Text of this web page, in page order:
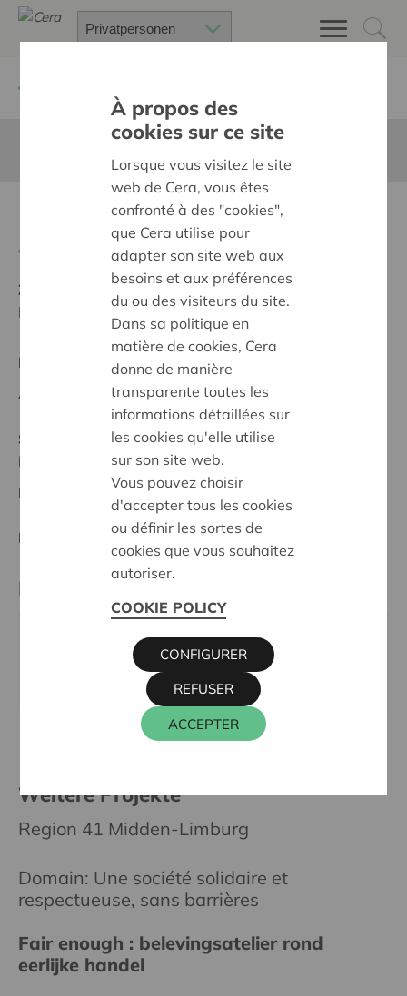
Micromix Late Night - DITO
Ziel:
Une société solidaire et respectueuse, sans
barrières
Regionales Projekt
Anfangsdatum:23/05/2024
Stand :
Complete
Midden-Limburg
Datum:
23/05/2024
Entscheidung:Approved
Kontaktperson
KRIS DEBRUYNE
016 27 96 74
kris.debruyne@cera.coop
Weitere Projekte
Region 41 Midden-Limburg
Domain: Une société solidaire et
respectueuse, sans barrières
Fair enough : belevingsatelier rond
eerlijke handel
À propos des
cookies sur ce site
Lorsque vous visitez le site
web de Cera, vous êtes
confronté à des "cookies",
que Cera utilise pour
adapter son site web aux
besoins et aux préférences
du ou des visiteurs du site.
Dans sa politique en
matière de cookies, Cera
donne de manière
transparente toutes les
informations détaillées sur
les cookies qu'elle utilise
sur son site web.
Vous pouvez choisir
d'accepter tous les cookies
ou définir les sortes de
cookies que vous souhaitez
autoriser.
COOKIE POLICY
ACCEPTER
REFUSER
CONFIGURER